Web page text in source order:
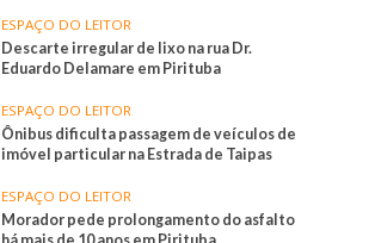
ESPAÇO DO LEITOR
Descarte irregular de lixo na rua Dr.
Eduardo Delamare em Pirituba
ESPAÇO DO LEITOR
Ônibus dificulta passagem de veículos de
imóvel particular na Estrada de Taipas
ESPAÇO DO LEITOR
Morador pede prolongamento do asfalto